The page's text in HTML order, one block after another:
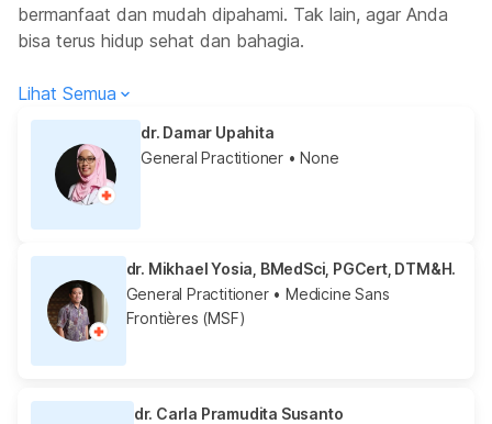
bermanfaat dan mudah dipahami. Tak lain, agar Anda
bisa terus hidup sehat dan bahagia.
Lihat Semua
dr. Damar Upahita
General Practitioner • None
dr. Mikhael Yosia, BMedSci, PGCert, DTM&H.
General Practitioner• Medicine Sans
Frontières (MSF)
dr. Carla Pramudita Susanto